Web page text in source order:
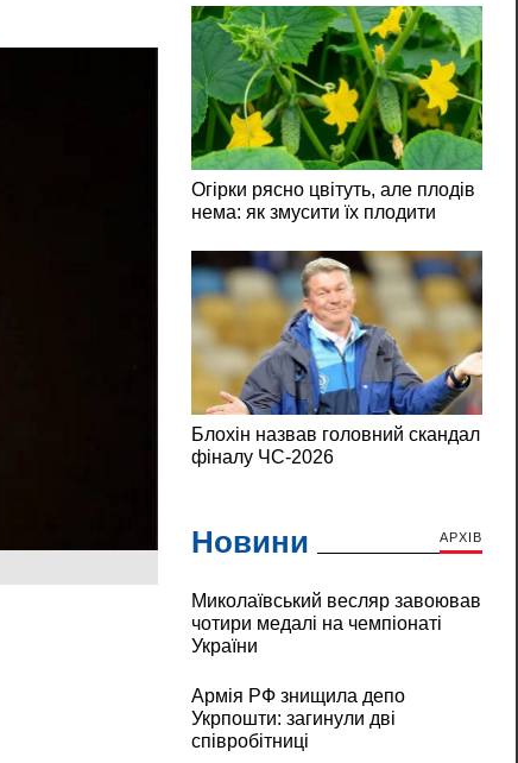
Новини АРХІВ
Миколаївський весляр завоював
чотири медалі на чемпіонаті
України
Армія РФ знищила депо
Укрпошти: загинули дві
співробітниці